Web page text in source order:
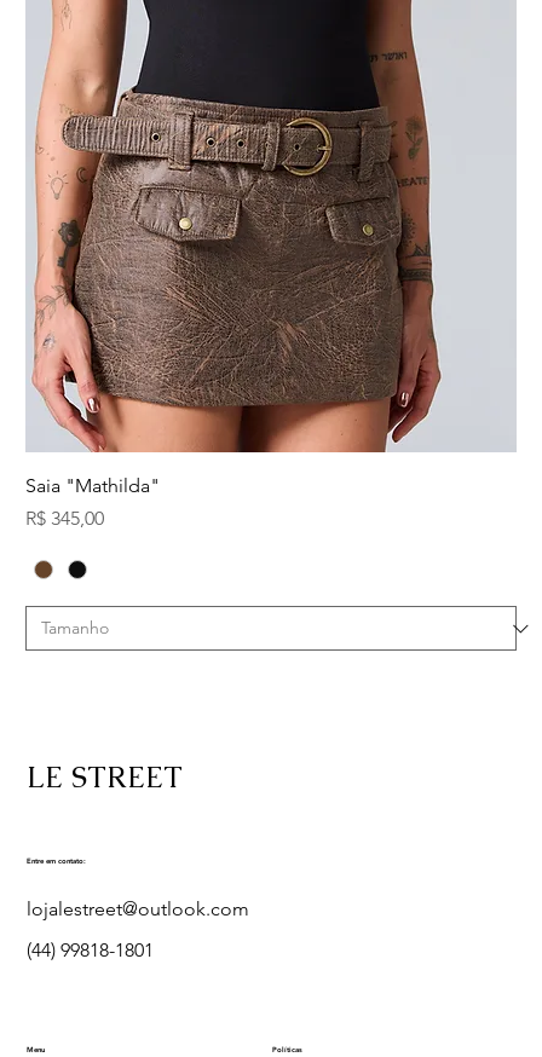
Saia "Mathilda"
Preço
R$ 345,00
LE STREET
Entre em contato:
lojalestreet@outlook.com
(44) 99818-1801
Menu Políticas